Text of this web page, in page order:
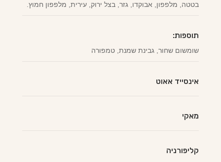
בטטה, מלפפון, אבוקדו, גזר, בצל ירוק, עירית, מלפפון חמוץ.
תוספות:
שומשום שחור, גבינת שמנת, טמפורה
אינסייד אאוט
מאקי
קליפורניה